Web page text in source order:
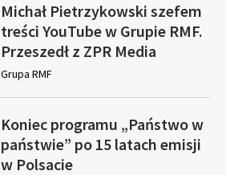
Michał Pietrzykowski szefem
treści YouTube w Grupie RMF.
Przeszedł z ZPR Media
Grupa RMF
Koniec programu „Państwo w
państwie” po 15 latach emisji
w Polsacie